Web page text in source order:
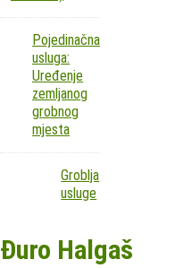
Pojedinačna
usluga:
Uređenje
zemljanog
grobnog
mjesta
Groblja
usluge
Đuro Halgaš